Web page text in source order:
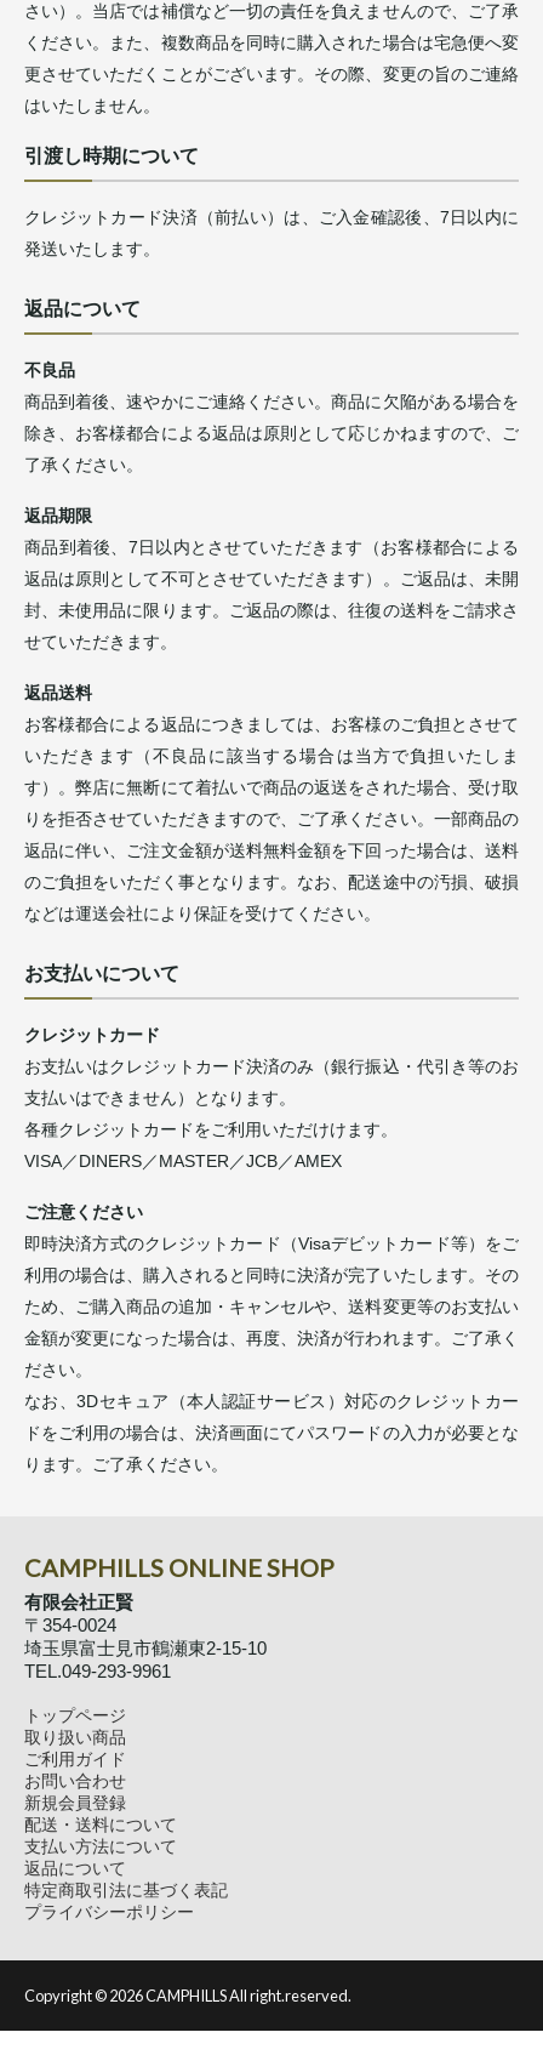
さい）。当店では補償など一切の責任を負えませんので、ご了承
ください。また、複数商品を同時に購入された場合は宅急便へ変
更させていただくことがございます。その際、変更の旨のご連絡
はいたしません。
引渡し時期について
クレジットカード決済（前払い）は、ご入金確認後、7日以内に
発送いたします。
返品について
不良品
商品到着後、速やかにご連絡ください。商品に欠陥がある場合を
除き、お客様都合による返品は原則として応じかねますので、ご
了承ください。
返品期限
商品到着後、7日以内とさせていただきます（お客様都合による
返品は原則として不可とさせていただきます）。ご返品は、未開
封、未使用品に限ります。ご返品の際は、往復の送料をご請求さ
せていただきます。
返品送料
お客様都合による返品につきましては、お客様のご負担とさせて
いただきます（不良品に該当する場合は当方で負担いたしま
す）。弊店に無断にて着払いで商品の返送をされた場合、受け取
りを拒否させていただきますので、ご了承ください。一部商品の
返品に伴い、ご注文金額が送料無料金額を下回った場合は、送料
のご負担をいただく事となります。なお、配送途中の汚損、破損
などは運送会社により保証を受けてください。
お支払いについて
クレジットカード
お支払いはクレジットカード決済のみ（銀行振込・代引き等のお
支払いはできません）となります。
各種クレジットカードをご利用いただけけます。
VISA／DINERS／MASTER／JCB／AMEX
ご注意ください
即時決済方式のクレジットカード（Visaデビットカード等）をご
利用の場合は、購入されると同時に決済が完了いたします。その
ため、ご購入商品の追加・キャンセルや、送料変更等のお支払い
金額が変更になった場合は、再度、決済が行われます。ご了承く
ださい。
なお、3Dセキュア（本人認証サービス）対応のクレジットカー
ドをご利用の場合は、決済画面にてパスワードの入力が必要とな
ります。ご了承ください。
CAMPHILLS ONLINE SHOP
有限会社正賢
〒354-0024
埼玉県富士見市鶴瀬東2-15-10
TEL.049-293-9961
トップページ
取り扱い商品
ご利用ガイド
お問い合わせ
新規会員登録
配送・送料について
支払い方法について
返品について
特定商取引法に基づく表記
プライバシーポリシー
Copyright ©2026 CAMPHILLS All right.reserved.